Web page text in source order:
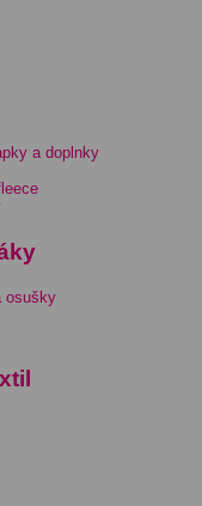
a doplnky
osušky